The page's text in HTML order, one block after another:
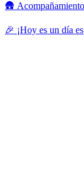
🛖
🎉 ¡Hoy es un día